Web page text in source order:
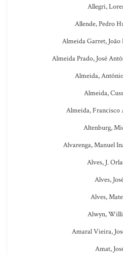
Allegri,
Allende, Pedro
Almeida Garret, João
Almeida Prado, José
Almeida,
Almeida,
Almeida, Francisco
Altenburg,
Alvarenga, Manuel
Alves, J.
Alves,
Alves,
Alwyn,
Amaral Vieira,
Amat,